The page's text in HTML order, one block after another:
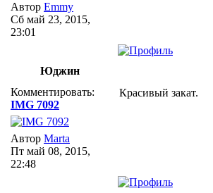
Автор Emmy
Сб май 23, 2015,
23:01
Юджин
Комментировать:
IMG 7092
Автор Marta
Пт май 08, 2015,
22:48
Красивый закат.